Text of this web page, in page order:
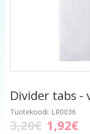
Divider tabs -
Tuotekoodi: LR0036
3,20€ 1,92€